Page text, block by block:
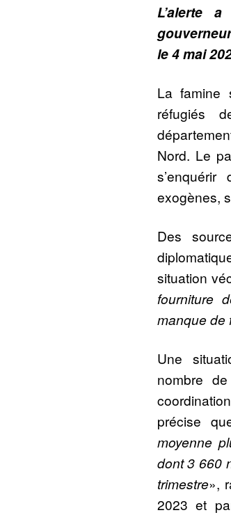
L’alerte
le 4 mai
La famine
réfugiés
Nord. Le
exogènes,
Des
situation
fourniture
manque de
Une
nombre
précise
moyenne
dont 3 660
trimestre»,
2023 et